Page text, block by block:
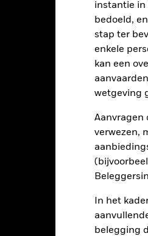
instantie in
bedoeld,
stap ter
enkele
kan een
wetgeving
Aanvragen
verwezen,
In het
belegging
effecten kan worden
politiek en economisch
sluiten die zich bezighouden
beleggingsuniversum
die diensten leveren zoals
aan financieel verlies.
EUR 1.345.309.540